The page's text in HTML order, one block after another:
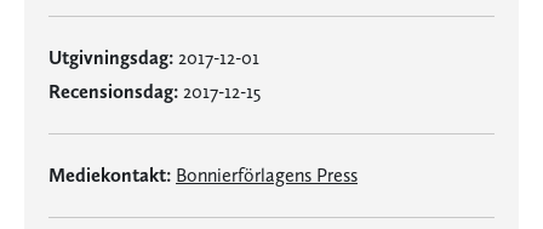
Utgivningsdag: 2017-12-01
Recensionsdag: 2017-12-15
Mediekontakt: Bonnierförlagens Press